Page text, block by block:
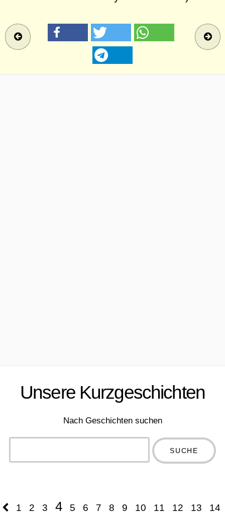
Unsere Kurzgeschichten
Nach Geschichten suchen
Type 2 or
1 2 3 4 5 6 7 8 9 10 11 12 13
14